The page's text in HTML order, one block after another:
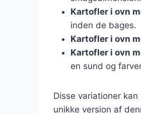
Kartofler i ovn
inden de bages.
Kartofler i ovn
Kartofler i ovn
en sund og
Disse variationer
unikke version af